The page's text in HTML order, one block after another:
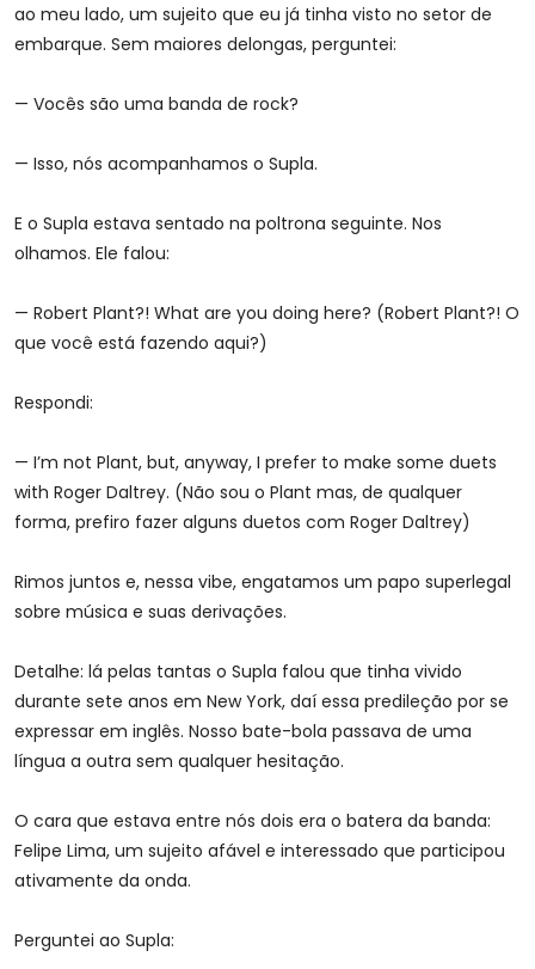
ao meu lado, um sujeito que eu já tinha visto no setor de
embarque. Sem maiores delongas, perguntei:
— Vocês são uma banda de rock?
— Isso, nós acompanhamos o Supla.
E o Supla estava sentado na poltrona seguinte. Nos
olhamos. Ele falou:
— Robert Plant?! What are you doing here? (Robert Plant?! O
que você está fazendo aqui?)
Respondi:
— I’m not Plant, but, anyway, I prefer to make some duets
with Roger Daltrey. (Não sou o Plant mas, de qualquer
forma, prefiro fazer alguns duetos com Roger Daltrey)
Rimos juntos e, nessa vibe, engatamos um papo superlegal
sobre música e suas derivações.
Detalhe: lá pelas tantas o Supla falou que tinha vivido
durante sete anos em New York, daí essa predileção por se
expressar em inglês. Nosso bate-bola passava de uma
língua a outra sem qualquer hesitação.
O cara que estava entre nós dois era o batera da banda:
Felipe Lima, um sujeito afável e interessado que participou
ativamente da onda.
Perguntei ao Supla: